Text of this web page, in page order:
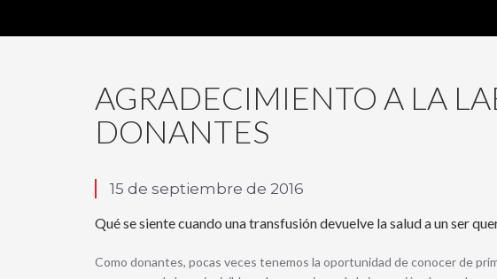
AGRADECIMIENTO A LA
DONANTES
15 de septiembre de 2016
Qué se siente cuando una transfusión devuelve la salud a un ser
Como donantes, pocas veces tenemos la oportunidad de conocer de